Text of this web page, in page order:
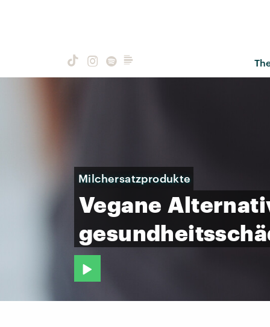
Milchersatzprodukte
Vegane